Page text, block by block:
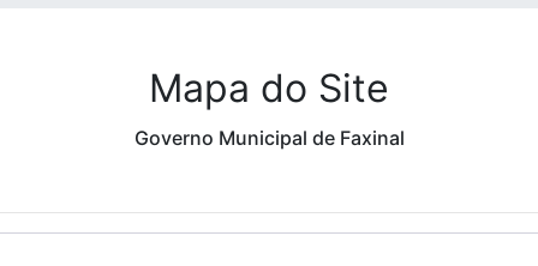
Mapa do Site
Governo Municipal de Faxinal